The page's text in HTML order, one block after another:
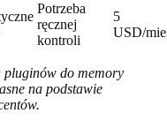
Potrzeba
ręcznej
kontroli
5
USD/
pluginów do memory
na podstawie